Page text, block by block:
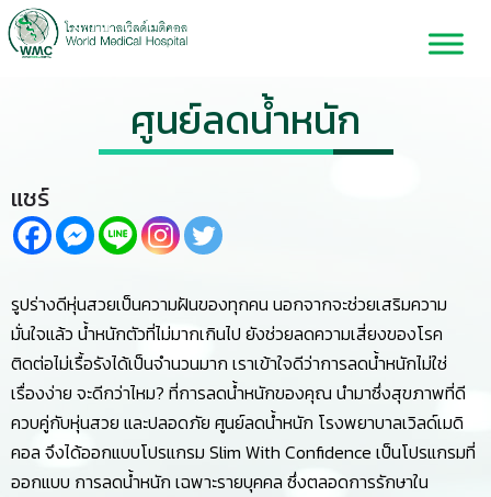
ศูนย์ลดน้ำหนัก
แชร์
รูปร่างดีหุ่นสวยเป็นความฝันของทุกคน นอกจากจะช่วยเสริมความ
มั่นใจแล้ว น้ำหนักตัวที่ไม่มากเกินไป ยังช่วยลดความเสี่ยงของโรค
ติดต่อไม่เรื้อรังได้เป็นจำนวนมาก เราเข้าใจดีว่าการลดน้ำหนักไม่ใช่
เรื่องง่าย จะดีกว่าไหม? ที่การลดน้ำหนักของคุณ นำมาซึ่งสุขภาพที่ดี
ควบคู่กับหุ่นสวย และปลอดภัย ศูนย์ลดน้ำหนัก โรงพยาบาลเวิลด์เมดิ
คอล จึงได้ออกแบบโปรแกรม Slim With Confidence เป็นโปรแกรมที่
ออกแบบ การลดน้ำหนัก เฉพาะรายบุคคล ซึ่งตลอดการรักษาใน